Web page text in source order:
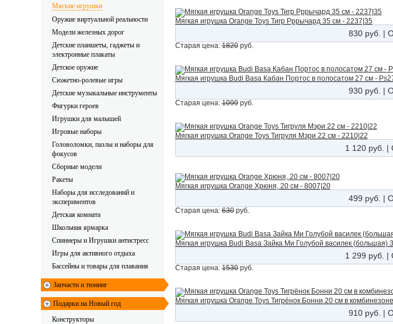
Мягкие игрушки
Оружие виртуальной реальности
Модели железных дорог
Детские планшеты, гаджеты и
электронные плакаты
Детское оружие
Сюжетно-ролевые игры
Детские музыкальные инструменты
Фигурки героев
Игрушки для малышей
Игровые наборы
Головоломки, пазлы и наборы для
фокусов
Сборные модели
Ракеты
Наборы для исследований и
экспериментов
Детская комната
Школьная ярмарка
Спиннеры и Игрушки антистресс
Игры для активного отдыха
Бассейны и товары для плавания
Запчасти и тюнинг
Подарки на Новый год
Конструкторы
Мягкая игрушка Orange Toys Тигр Рррычард 35 см - 2237|35
830 руб. |
Старая цена:1820руб.
Мягкая игрушка Budi Basa Кабан Портос в полосатом 27 см -
930 руб. |
Старая цена:1099руб.
Мягкая игрушка Orange Toys Тигруля Мэри 22 см - 2210|22
1 120 руб. |
Мягкая игрушка Orange Хрюня, 20 см - 8007|20
499 руб. |
Старая цена:630руб.
Мягкая игрушка Budi Basa Зайка Ми Голубой василек (большая)
1 299 руб. |
Старая цена:1530руб.
Мягкая игрушка Orange Toys Тигрёнок Бонни 20 см в
910 руб. |